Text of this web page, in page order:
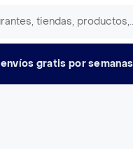
envíos gratis por semanas